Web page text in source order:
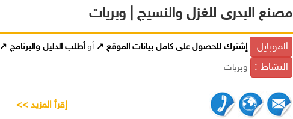
مصنع البدرى للغزل والنسيج | وبريات
الموبايل: إشترك للحصول على كامل بيانات الموقع ↗ أوأطلب الدليل والبرنامج ↗
النشاط : وبريات
إقرأ المزيد >>